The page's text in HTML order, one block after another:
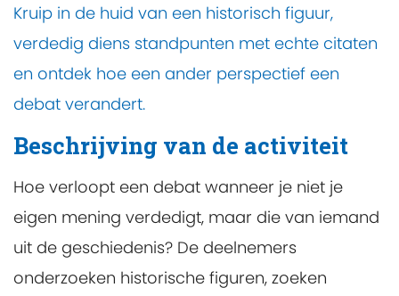
Kruip in de huid van een historisch figuur,
verdedig diens standpunten met echte citaten
en ontdek hoe een ander perspectief een
debat verandert.
Beschrijving van de activiteit
Hoe verloopt een debat wanneer je niet je
eigen mening verdedigt, maar die van iemand
uit de geschiedenis? De deelnemers
onderzoeken historische figuren, zoeken